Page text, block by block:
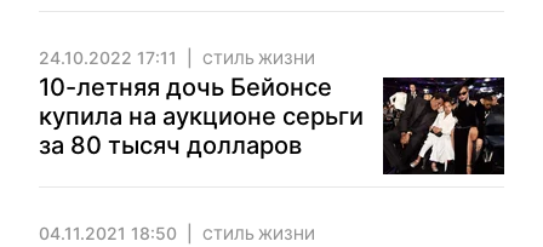
24.10.2022 17:11 СТИЛЬ ЖИЗНИ
10-летняя дочь Бейонсе
купила на аукционе серьги
за 80 тысяч долларов
04.11.2021 18:50 СТИЛЬ ЖИЗНИ